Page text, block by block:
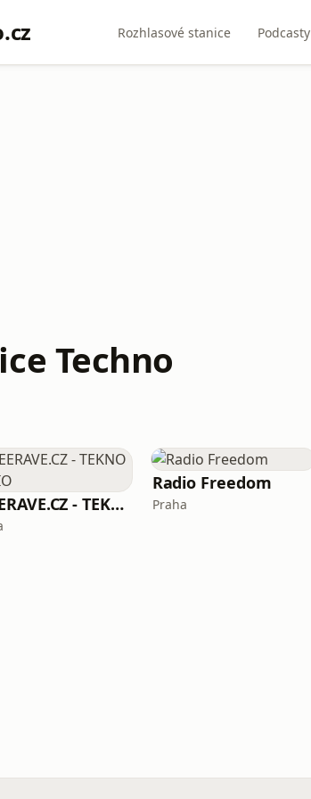
Rozhlasové stanice Podcasty
Techno
FREERAVE.CZ - TEKNO RADIO
Radio Freedom
Praha